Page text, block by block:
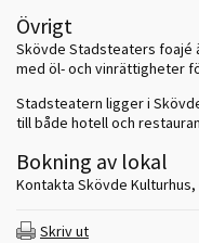
Övrigt
Skövde Stadsteaters foajé
med öl- och vinrättigheter
Stadsteatern ligger i
till både hotell och
Bokning av lokal
Kontakta Skövde Kulturhus,
Skriv ut